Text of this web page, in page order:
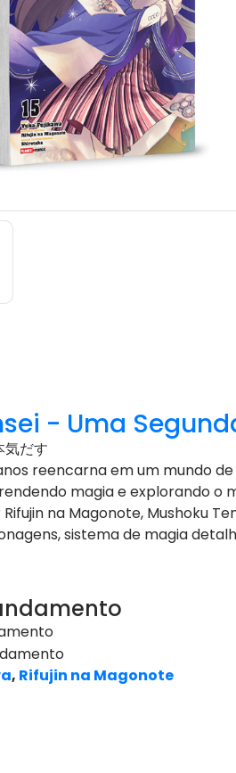
- Uma
だす
reencarna em um mundo
magia e explorando o
na Magonote, Mushoku
sistema de magia
, Rifujin na Magonote